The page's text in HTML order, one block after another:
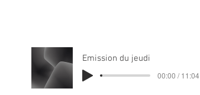
Emission du jeudi
00:00 / 11:04